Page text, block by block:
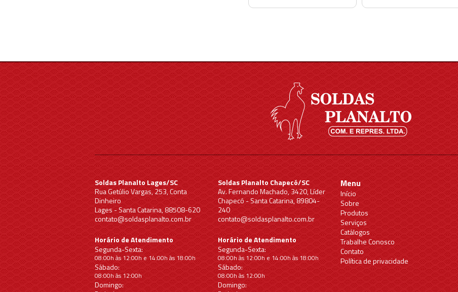
Soldas Planalto Lages/SC
Rua Getúlio Vargas, 253, Conta
Dinheiro
Lages - Santa Catarina, 88508-620
contato@soldasplanalto.com.br
Horário de Atendimento
Segunda-Sexta:
08:00h às 12:00h e 14:00h às 18:00h
Sábado:
08:00h às 12:00h
Domingo:
Soldas Planalto Chapecó/SC
Av. Fernando Machado, 3420, Líder
Chapecó - Santa Catarina, 89804-
240
contato@soldasplanalto.com.br
Horário de Atendimento
Segunda-Sexta:
08:00h às 12:00h e 14:00h às 18:00h
Sábado:
08:00h às 12:00h
Domingo:
Menu
Início
Sobre
Produtos
Serviços
Catálogos
Trabalhe Conosco
Contato
Política de privacidade